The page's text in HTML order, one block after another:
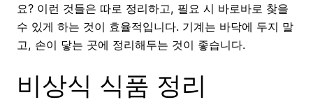
요? 이런 것들은 따로 정리하고, 필요 시 바로바로 찾을
수 있게 하는 것이 효율적입니다. 기계는 바닥에 두지 말
고, 손이 닿는 곳에 정리해두는 것이 좋습니다.
비상식 식품 정리